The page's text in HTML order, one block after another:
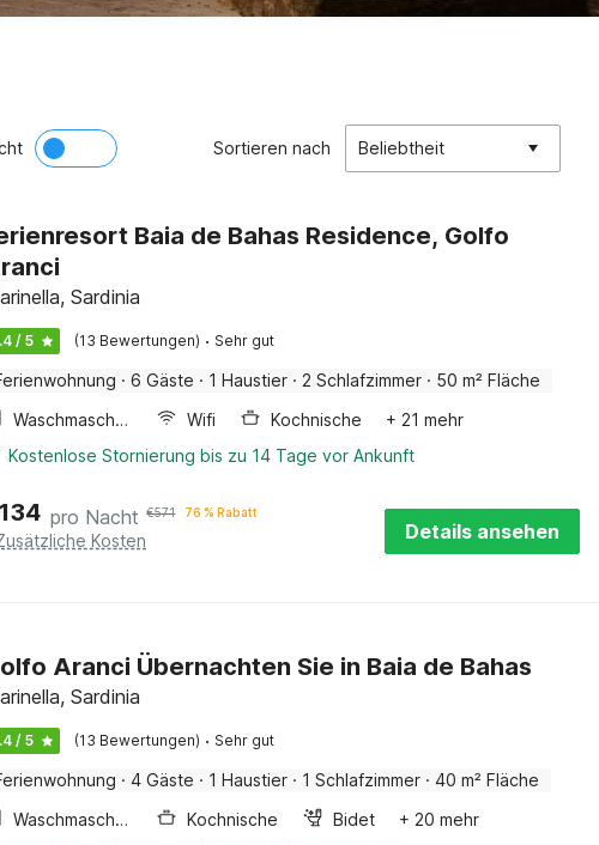
Sortieren nach Beliebtheit
Baia de Bahas Residence, Golfo
Sardinia
/ 5 (13 Bewertungen) · Sehr gut
· 6 Gäste · 1 Haustier · 2 Schlafzimmer · 50 m² Fläche
Waschmaschine
Wifi Kochnische
+ 21 mehr
Kostenlose Stornierung bis zu 14 Tage vor Ankunft
134 pro Nacht €571 76 % Rabatt
Kosten Details ansehen
Aranci Übernachten Sie in Baia de Bahas
Sardinia
/ 5 (13 Bewertungen) · Sehr gut
· 4 Gäste · 1 Haustier · 1 Schlafzimmer · 40 m² Fläche
Waschmaschine
Kochnische Bidet
+ 20 mehr